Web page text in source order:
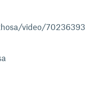
video/70236393